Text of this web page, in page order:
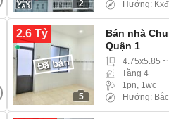
2
Hướng: Kxđ
2.6 Tỷ
5
Đã bán
Bán nhà
Quận 1
4.75x5.85
Tầng 4
1pn, 1wc
Hướng: Bắc